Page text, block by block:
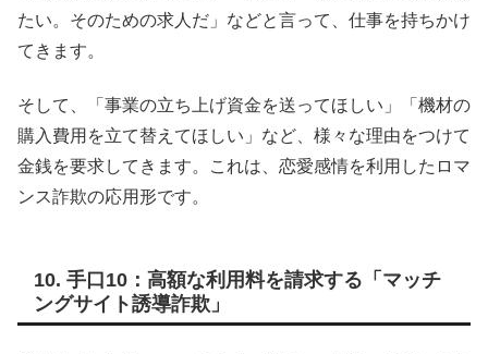
たい。そのための求人だ」などと言って、仕事を持ちかけ
てきます。
そして、「事業の立ち上げ資金を送ってほしい」「機材の
購入費用を立て替えてほしい」など、様々な理由をつけて
金銭を要求してきます。これは、恋愛感情を利用したロマ
ンス詐欺の応用形です。
10. 手口10：高額な利用料を請求する「マッチ
ングサイト誘導詐欺」